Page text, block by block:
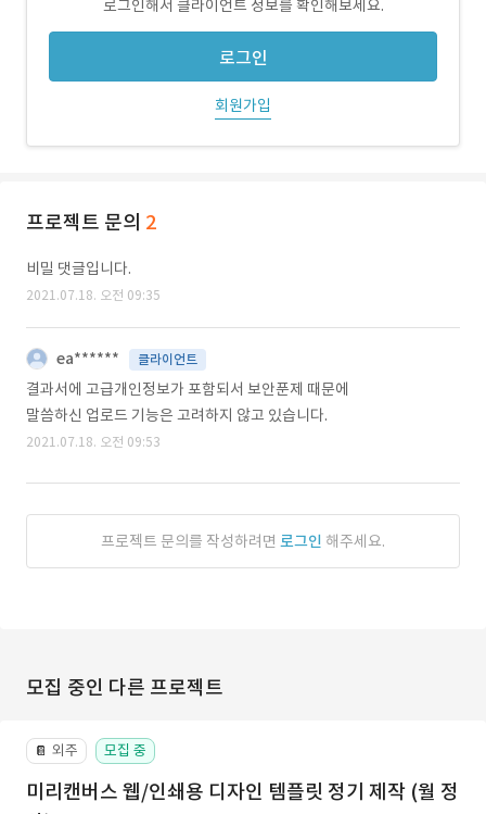
로그인해서 클라이언트 정보를 확인해보세요.
로그인
회원가입
프로젝트 문의 2
비밀 댓글입니다.
2021.07.18. 오전 09:35
ea****** 클라이언트
결과서에 고급개인정보가 포함되서 보안푼제 때문에
말씀하신 업로드 기능은 고려하지 않고 있습니다.
2021.07.18. 오전 09:53
프로젝트 문의를 작성하려면 로그인 해주세요.
모집 중인 다른 프로젝트
📔 외주 모집 중
미리캔버스 웹/인쇄용 디자인 템플릿 정기 제작 (월 정